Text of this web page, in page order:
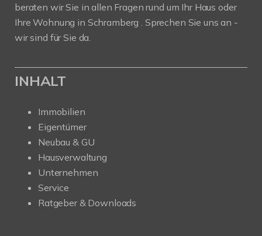
beraten wir Sie in allen Fragen rund um Ihr Haus oder
Ihre Wohnung in Schramberg . Sprechen Sie uns an -
wir sind für Sie da.
INHALT
Immobilien
Eigentümer
Neubau & GU
Hausverwaltung
Unternehmen
Service
Ratgeber & Downloads